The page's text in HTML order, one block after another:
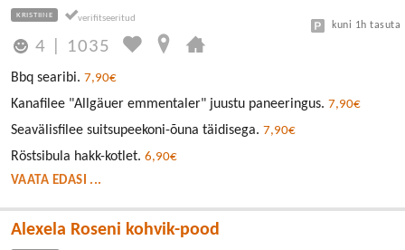
KRISTIINE
4 1035
kuni 1h tasuta
Bbq searibi. 7,90€
Kanafilee "Allgäuer emmentaler" juustu paneeringus. 7,90€
Seavälisfilee suitsupeekoni-õuna täidisega. 7,90€
Röstsibula hakk-kotlet. 6,90€
VAATA EDASI ...
Alexela Roseni kohvik-pood